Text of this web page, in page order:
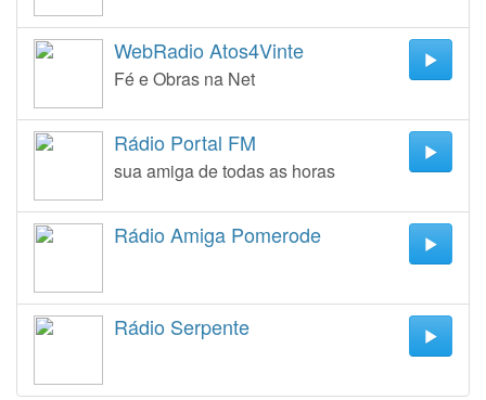
WebRadio Atos4Vinte
Fé e Obras na Net
Rádio Portal FM
sua amiga de todas as horas
Rádio Amiga Pomerode
Rádio Serpente